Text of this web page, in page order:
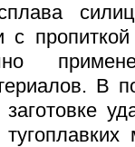
с
В